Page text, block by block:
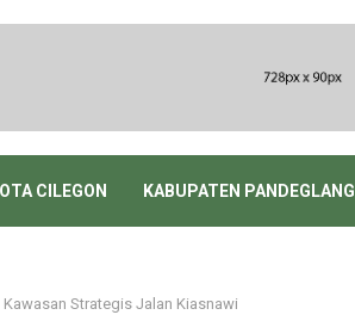
CILEGON KABUPATEN PANDEGLANG
Strategis Jalan Kiasnawi